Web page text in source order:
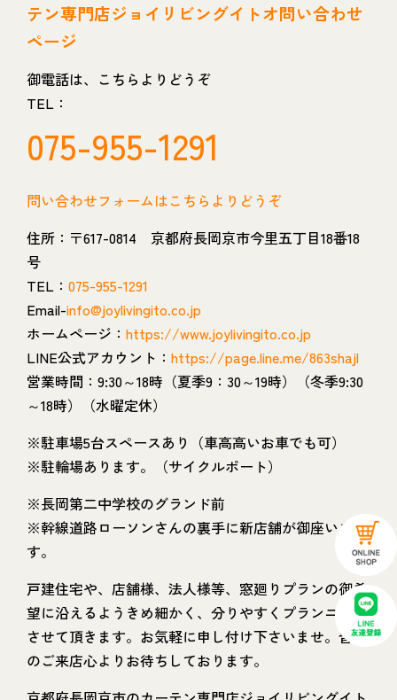
テン専門店ジョイリビングイトオ問い合わせ
ページ
御電話は、こちらよりどうぞ
TEL：
075-955-1291
問い合わせフォームはこちらよりどうぞ
住所：〒617-0814 京都府長岡京市今里五丁目18番18
号
TEL： 075-955-1291
Email-info@joylivingito.co.jp
ホームページ： https://www.joylivingito.co.jp
LINE公式アカウント： https://page.line.me/863shajl
営業時間：9:30～18時（夏季9：30～19時）（冬季9:30
～18時）（水曜定休）
※駐車場5台スペースあり（車高高いお車でも可）
※駐輪場あります。（サイクルポート）
※長岡第二中学校のグランド前
※幹線道路ローソンさんの裏手に新店舗が御座いま
す。
戸建住宅や、店舗様、法人様等、窓廻りプランの御希
望に沿えるようきめ細かく、分りやすくプランニング
させて頂きます。お気軽に申し付け下さいませ。皆様
のご来店心よりお待ちしております。